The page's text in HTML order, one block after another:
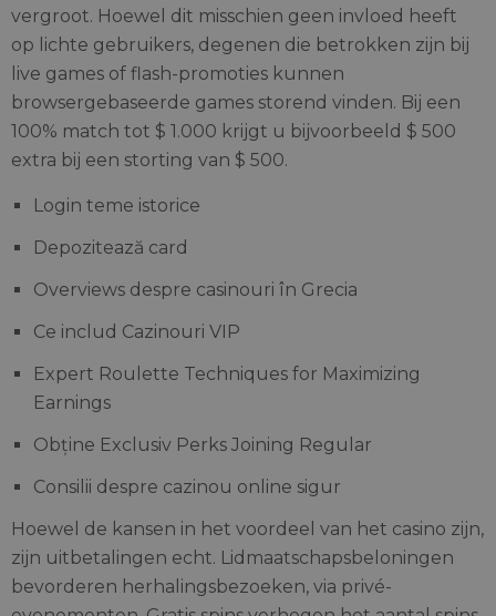
vergroot. Hoewel dit misschien geen invloed heeft
op lichte gebruikers, degenen die betrokken zijn bij
live games of flash-promoties kunnen
browsergebaseerde games storend vinden. Bij een
100% match tot $ 1.000 krijgt u bijvoorbeeld $ 500
extra bij een storting van $ 500.
Login teme istorice
Depozitează card
Overviews despre casinouri în Grecia
Ce includ Cazinouri VIP
Expert Roulette Techniques for Maximizing
Earnings
Obține Exclusiv Perks Joining Regular
Consilii despre cazinou online sigur
Hoewel de kansen in het voordeel van het casino zijn,
zijn uitbetalingen echt. Lidmaatschapsbeloningen
bevorderen herhalingsbezoeken, via privé-